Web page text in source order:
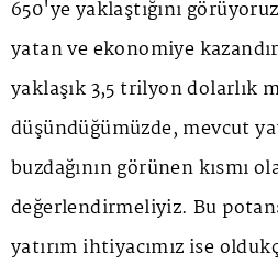
650'ye yaklaştığını
yatan ve ekonomiye
yaklaşık 3,5 trilyon dolarlık
düşündüğümüzde, mevcut
buzdağının görünen kısmı
değerlendirmeliyiz. Bu
yatırım ihtiyacımız ise